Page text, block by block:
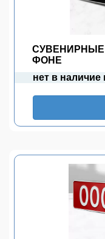
СУВЕНИРНЫЕ
ФОНЕ
нет в наличие